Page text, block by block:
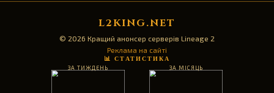
L2KING.NET
© 2026 Кращий анонсер серверів Lineage 2
Реклама на сайті
📊 СТАТИСТИКА
ЗА ТИЖДЕНЬ ЗА МІСЯЦЬ